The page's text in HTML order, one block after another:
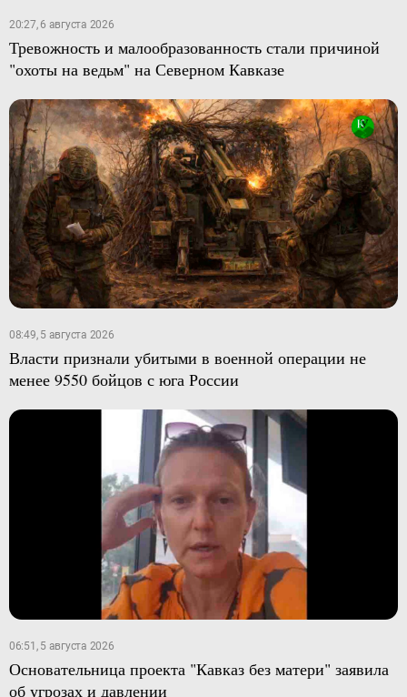
20:27, 6 августа 2026
Тревожность и малообразованность стали причиной
"охоты на ведьм" на Северном Кавказе
08:49, 5 августа 2026
Власти признали убитыми в военной операции не
менее 9550 бойцов с юга России
06:51, 5 августа 2026
Основательница проекта "Кавказ без матери" заявила
об угрозах и давлении